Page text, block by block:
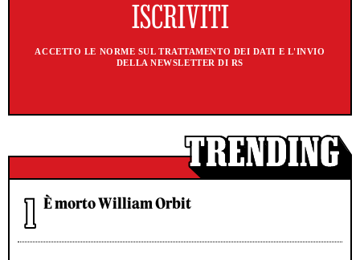
ACCETTO LE NORME SUL TRATTAMENTO DEI DATI E L'INVIO
DELLA NEWSLETTER DI RS
È morto William Orbit